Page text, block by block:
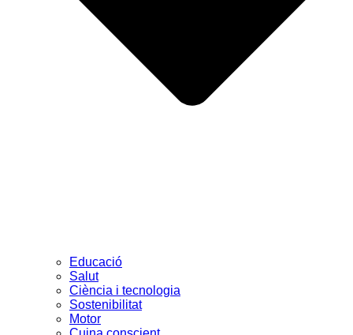
Educació
Salut
Ciència i tecnologia
Sostenibilitat
Motor